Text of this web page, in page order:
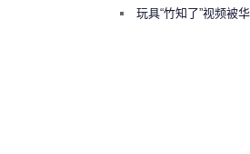
师驱逐出研发基地
玩具“竹知了”视频被